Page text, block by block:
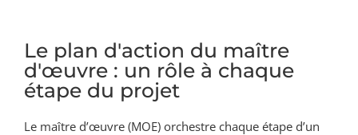
Le plan d'action du maître
d'œuvre : un rôle à chaque
étape du projet
Le maître d’œuvre (MOE) orchestre chaque étape d’un